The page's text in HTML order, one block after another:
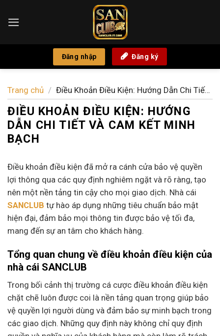
qua
Đăng nhập Đăng ký
Trang chủ / Điều Khoản Điều Kiện: Hướng Dẫn Chi Tiết
Và Cam Kết Minh Bạch
ĐIỀU KHOẢN ĐIỀU KIỆN: HƯỚNG
DẪN CHI TIẾT VÀ CAM KẾT MINH
BẠCH
Điều khoản điều kiện đã mở ra cánh cửa bảo vệ quyền
lợi thông qua các quy định nghiêm ngặt và rõ ràng, tạo
nên một nền tảng tin cậy cho mọi giao dịch. Nhà cái
SANCLUB tự hào áp dụng những tiêu chuẩn bảo mật
hiện đại, đảm bảo mọi thông tin được bảo vệ tối đa,
mang đến sự an tâm cho khách hàng.
Tổng quan chung về điều khoản điều kiện của
nhà cái SANCLUB
Trong bối cảnh thị trường cá cược điều khoản điều kiện
chặt chẽ luôn được coi là nền tảng quan trọng giúp bảo
vệ quyền lợi người dùng và đảm bảo sự minh bạch trong
các giao dịch. Những quy định này không chỉ quy định